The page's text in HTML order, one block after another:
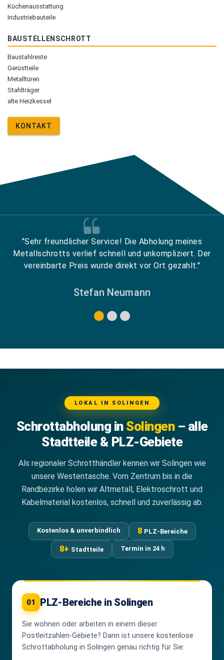
Küchenausstattung
Industriebauteile
BAUSTELLENSCHROTT
Baustahlreste
Gerüstteile
Metalltüren
Stahlträger
alte Heizkessel
KONTAKT
"Sehr freundlicher Service! Die Abholung meines
Metallschrotts verlief schnell und unkompliziert. Der
vereinbarte Preis wurde direkt vor Ort gezahlt."
Stefan Neumann
LOKAL IN SOLINGEN
Schrottabholung in Solingen– alle
Stadtteile & PLZ-Gebiete
Als regionaler Schrotthändler kennen wir Solingen wie
unsere Westentasche. Vom Zentrum bis in die
Randbezirke holen wir Altmetall, Elektroschrott und
Kabelmaterial kostenlos, schnell und zuverlässig ab.
Kostenlos & unverbindlich 8 PLZ-Bereiche
8+ Stadtteile Termin in 24 h
01 PLZ-Bereiche in Solingen
Sie wohnen oder arbeiten in einem dieser
Postleitzahlen-Gebiete? Dann ist unsere kostenlose
Schrottabholung in Solingen genau richtig für Sie: